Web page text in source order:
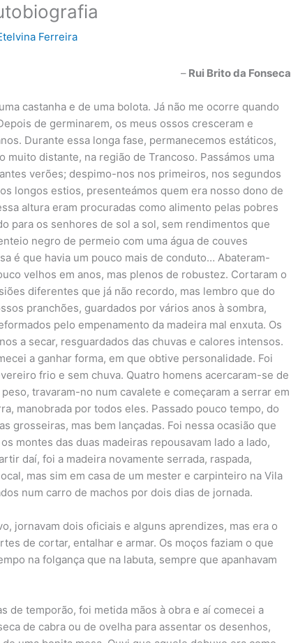
Ferreira
–Rui Brito da Fonseca
castanha e de uma bolota. Já não me ocorre quando
de germinarem, os meus ossos cresceram e
Durante essa longa fase, permanecemos estáticos,
muito distante, na região de Trancoso. Passámos uma
verões; despimo-nos nos primeiros, nos segundos
longos estios, presenteámos quem era nosso dono de
altura eram procuradas como alimento pelas pobres
para os senhores de sol a sol, sem rendimentos que
negro de permeio com uma água de couves
é que havia um pouco mais de conduto… Abateram-
velhos em anos, mas plenos de robustez. Cortaram o
diferentes que já não recordo, mas lembro que do
pranchões, guardados por vários anos à sombra,
pelo empenamento da madeira mal enxuta. Os
a secar, resguardados das chuvas e calores intensos.
a ganhar forma, em que obtive personalidade. Foi
frio e sem chuva. Quatro homens acercaram-se de
travaram-no num cavalete e começaram a serrar em
manobrada por todos eles. Passado pouco tempo, do
grosseiras, mas bem lançadas. Foi nessa ocasião que
montes das duas madeiras repousavam lado a lado,
daí, foi a madeira novamente serrada, raspada,
mas sim em casa de um mester e carpinteiro na Vila
num carro de machos por dois dias de jornada.
jornavam dois oficiais e alguns aprendizes, mas era o
de cortar, entalhar e armar. Os moços faziam o que
na folgança que na labuta, sempre que apanhavam
de temporão, foi metida mãos à obra e aí comecei a
de cabra ou de ovelha para assentar os desenhos,